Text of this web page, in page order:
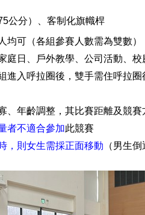
公分） 、客制化旗幟桿
均可（各組參賽人數需為雙數）
庭日 、戶外教學 、公司活動 、
進入呼拉圈後，雙手需住呼拉
、年齡調整，其比賽距離及競
者不適合參加此競賽
，則女生需採正面移動 （男生